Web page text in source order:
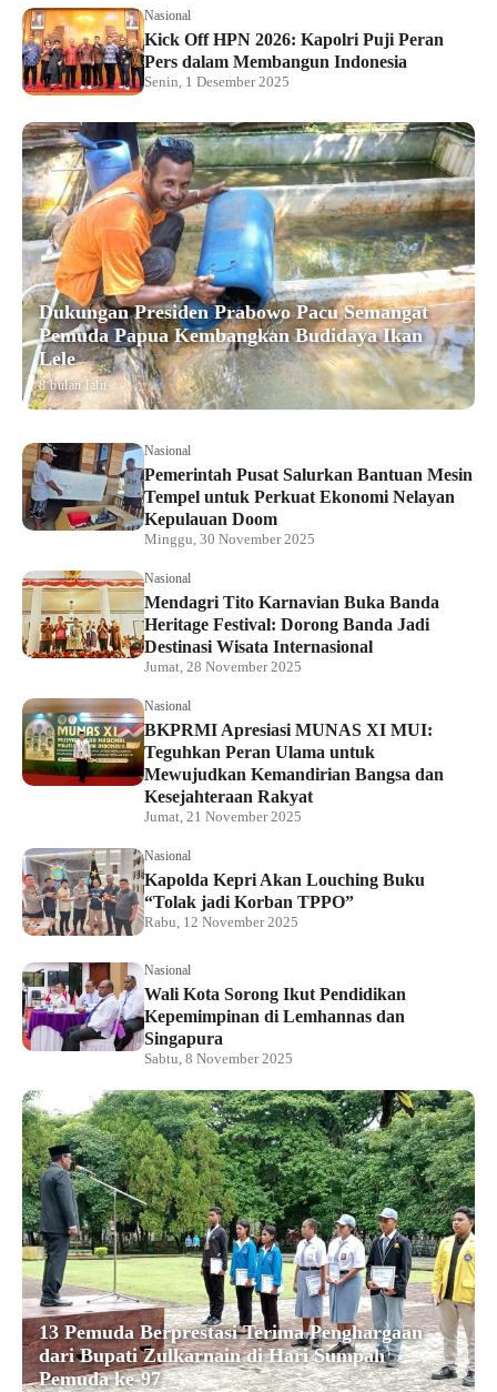
Nasional
Kick Off HPN 2026: Kapolri Puji Peran
Pers dalam Membangun Indonesia
Senin, 1 Desember 2025
Dukungan Presiden Prabowo Pacu Semangat
Pemuda Papua Kembangkan Budidaya Ikan
Lele
8 bulan lalu
Nasional
Pemerintah Pusat Salurkan Bantuan Mesin
Tempel untuk Perkuat Ekonomi Nelayan
Kepulauan Doom
Minggu, 30 November 2025
Nasional
Mendagri Tito Karnavian Buka Banda
Heritage Festival: Dorong Banda Jadi
Destinasi Wisata Internasional
Jumat, 28 November 2025
Nasional
BKPRMI Apresiasi MUNAS XI MUI:
Teguhkan Peran Ulama untuk
Mewujudkan Kemandirian Bangsa dan
Kesejahteraan Rakyat
Jumat, 21 November 2025
Nasional
Kapolda Kepri Akan Louching Buku
“Tolak jadi Korban TPPO”
Rabu, 12 November 2025
Nasional
Wali Kota Sorong Ikut Pendidikan
Kepemimpinan di Lemhannas dan
Singapura
Sabtu, 8 November 2025
13 Pemuda Berprestasi Terima Penghargaan
dari Bupati Zulkarnain di Hari Sumpah
Pemuda ke-97